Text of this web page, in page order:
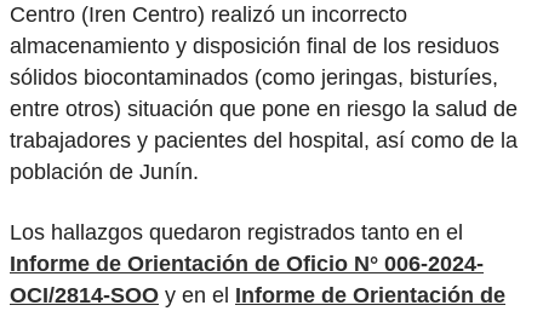
Centro (Iren Centro) realizó un incorrecto
almacenamiento y disposición final de los residuos
sólidos biocontaminados (como jeringas, bisturíes,
entre otros) situación que pone en riesgo la salud de
trabajadores y pacientes del hospital, así como de la
población de Junín.
Los hallazgos quedaron registrados tanto en el
Informe de Orientación de Oficio N° 006-2024-
OCI/2814-SOO y en el Informe de Orientación de